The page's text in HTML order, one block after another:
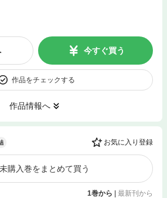
今すぐ買う
作品をチェックする
作品情報へ
お気に入り登録
未購入巻をまとめて買う
1巻から | 最新刊から